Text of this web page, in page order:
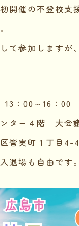
開催の不登校支
て参加しますが
：00～16：00
ター４階 大会
皆実町１丁目4-
退場も自由です。